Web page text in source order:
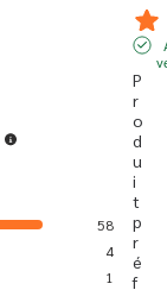
58
4
1
P
r
o
d
u
i
t
p
r
é
f